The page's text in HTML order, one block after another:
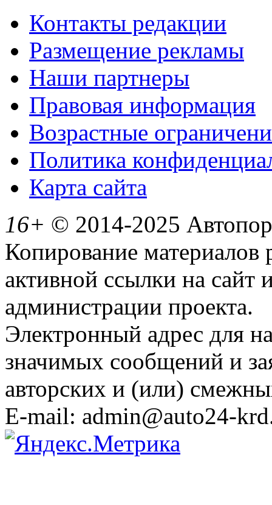
Контакты редакции
Размещение рекламы
Наши партнеры
Правовая информация
Возрастные
Политика
Карта сайта
16+ © 2014-2025
Копирование материалов
активной ссылки на сайт
администрации проекта.
Электронный адрес для
значимых сообщений и
авторских и (или)
E-mail: admin@auto24-